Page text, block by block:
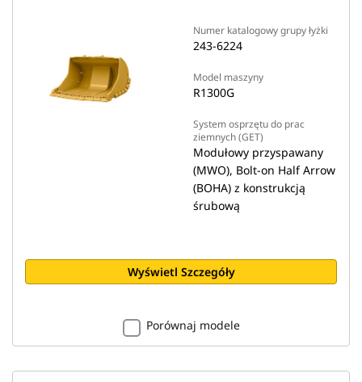
Numer katalogowy grupy łyżki
243-6224
Model maszyny
R1300G
System osprzętu do prac
ziemnych (GET)
Modułowy przyspawany
(MWO), Bolt-on Half Arrow
(BOHA) z konstrukcją
śrubową
Wyświetl Szczegóły
Porównaj modele